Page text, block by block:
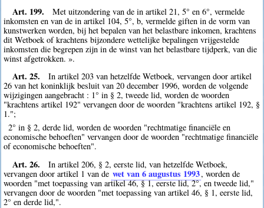
Art. 199.
Met uitzondering van de in artikel 21, 5° en 6°, vermelde
inkomsten en van de in artikel 104, 5°, b, vermelde giften in de vorm van
kunstwerken worden, bij het bepalen van het belastbare inkomen, krachtens
dit Wetboek of krachtens bijzondere wettelijke bepalingen vrijgestelde
inkomsten die begrepen zijn in de winst van het belastbare tijdperk, van die
winst afgetrokken. ».
Art. 25.
In artikel 203 van hetzelfde Wetboek, vervangen door artikel
26 van het koninklijk besluit van 20 december 1996, worden de volgende
wijzigingen aangebracht : 1° in § 2, tweede lid, worden de woorden
"krachtens artikel 192" vervangen door de woorden "krachtens artikel 192, §
1.";
2° in § 2, derde lid, worden de woorden "rechtmatige financiële en
economische behoeften" vervangen door de woorden "rechtmatige financiële
of economische behoeften".
Art. 26.
In artikel 206, § 2, eerste lid, van hetzelfde Wetboek,
vervangen door artikel 1 van de wet van 6 augustus 1993, worden de
woorden "met toepassing van artikel 46, § 1, eerste lid, 2°, en tweede lid,"
vervangen door de woorden "met toepassing van artikel 46, § 1, eerste lid,
2° en derde lid,".